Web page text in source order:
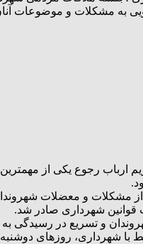
به مشکلات و موضوعات
ارباب رجوع یکی از
مشکلات و معضلات
قوانین شهرداری صادر شد.
و تسریع در رسیدگی به
ساعت ۹ الی ۱۲ صبح در محل شهرداری